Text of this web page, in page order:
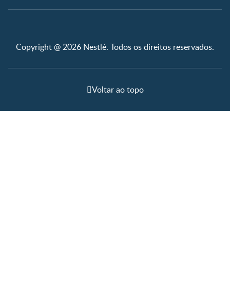
Copyright @ 2026 Nestlé. Todos os direitos reservados.
Voltar ao topo